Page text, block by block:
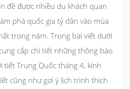
đề được nhiều du khách quan
phá quốc gia tỷ dân vào mùa
trong năm. Trong bài viết dưới
cấp chi tiết những thông báo
tiết Trung Quốc tháng 4, kinh
cũng như gợi ý lịch trình thích